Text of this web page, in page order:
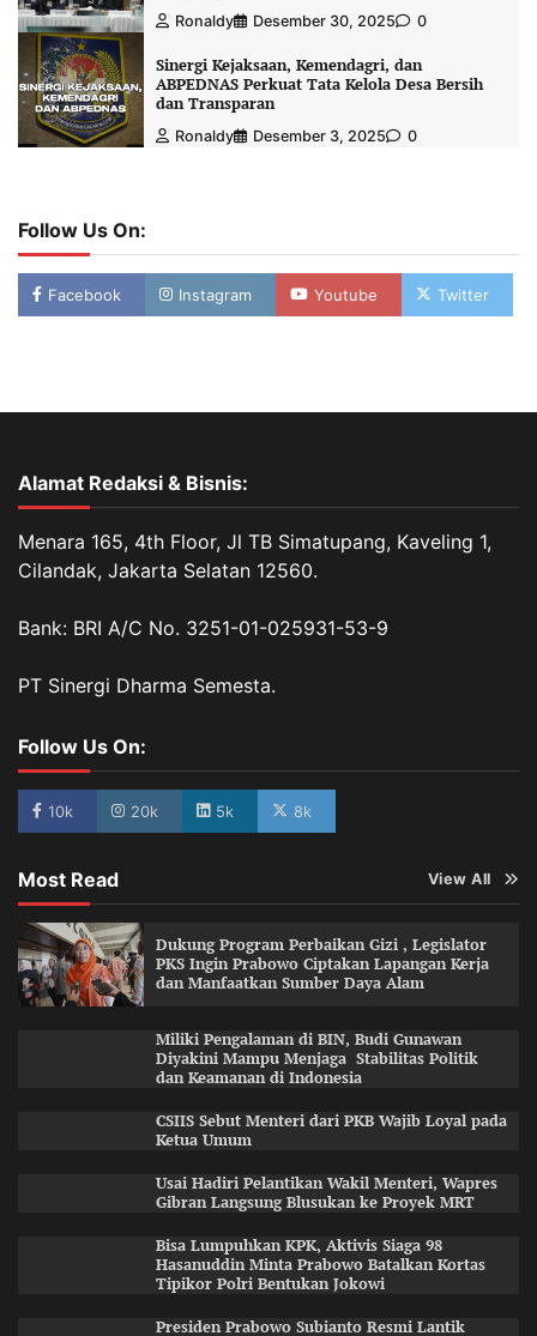
Ronaldy Desember 30, 2025 0
Sinergi Kejaksaan, Kemendagri, dan
ABPEDNAS Perkuat Tata Kelola Desa Bersih
dan Transparan
Ronaldy Desember 3, 2025 0
Follow Us On:
Facebook Instagram Youtube Twitter
Alamat Redaksi & Bisnis:
Menara 165, 4th Floor, Jl TB Simatupang, Kaveling 1,
Cilandak, Jakarta Selatan 12560.
Bank: BRI A/C No. 3251-01-025931-53-9
PT Sinergi Dharma Semesta.
Follow Us On:
10k 20k 5k 8k
Most Read View All
Dukung Program Perbaikan Gizi , Legislator
PKS Ingin Prabowo Ciptakan Lapangan Kerja
dan Manfaatkan Sumber Daya Alam
Miliki Pengalaman di BIN, Budi Gunawan
Diyakini Mampu Menjaga Stabilitas Politik
dan Keamanan di Indonesia
CSIIS Sebut Menteri dari PKB Wajib Loyal pada
Ketua Umum
Usai Hadiri Pelantikan Wakil Menteri, Wapres
Gibran Langsung Blusukan ke Proyek MRT
Bisa Lumpuhkan KPK, Aktivis Siaga 98
Hasanuddin Minta Prabowo Batalkan Kortas
Tipikor Polri Bentukan Jokowi
Presiden Prabowo Subianto Resmi Lantik